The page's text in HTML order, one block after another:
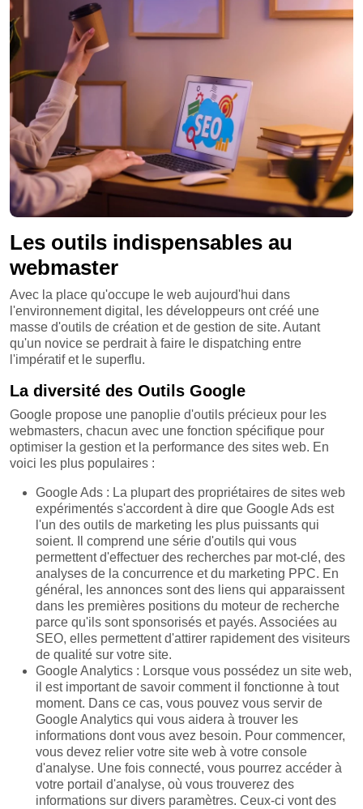
Les outils indispensables au
webmaster
Avec la place qu'occupe le web aujourd'hui dans
l'environnement digital, les développeurs ont créé une
masse d'outils de création et de gestion de site. Autant
qu'un novice se perdrait à faire le dispatching entre
l'impératif et le superflu.
La diversité des Outils Google
Google propose une panoplie d'outils précieux pour les
webmasters, chacun avec une fonction spécifique pour
optimiser la gestion et la performance des sites web. En
voici les plus populaires :
Google Ads : La plupart des propriétaires de sites web
expérimentés s'accordent à dire que Google Ads est
l'un des outils de marketing les plus puissants qui
soient. Il comprend une série d'outils qui vous
permettent d'effectuer des recherches par mot-clé, des
analyses de la concurrence et du marketing PPC. En
général, les annonces sont des liens qui apparaissent
dans les premières positions du moteur de recherche
parce qu'ils sont sponsorisés et payés. Associées au
SEO, elles permettent d'attirer rapidement des visiteurs
de qualité sur votre site.
Google Analytics : Lorsque vous possédez un site web,
il est important de savoir comment il fonctionne à tout
moment. Dans ce cas, vous pouvez vous servir de
Google Analytics qui vous aidera à trouver les
informations dont vous avez besoin. Pour commencer,
vous devez relier votre site web à votre console
d'analyse. Une fois connecté, vous pourrez accéder à
votre portail d'analyse, où vous trouverez des
informations sur divers paramètres. Ceux-ci vont des